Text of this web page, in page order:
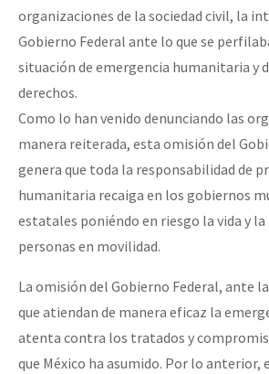
Medios Libres
COVID-19
Eventos
organizaciones de la sociedad civil, la
Gobierno Federal ante lo que se
situación de emergencia humanitaria y
derechos.
Como lo han venido denunciando las
manera reiterada, esta omisión del
genera que toda la responsabilidad de
humanitaria recaiga en los gobiernos
estatales poniéndo en riesgo la vida y
personas en movilidad.
La omisión del Gobierno Federal, ante
que atiendan de manera eficaz la
atenta contra los tratados y
que México ha asumido. Por lo anterior,